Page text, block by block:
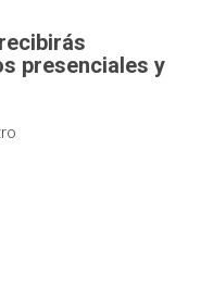
presenciales y